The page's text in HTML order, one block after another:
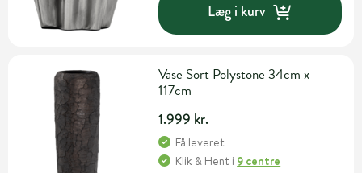
Læg i kurv
Vase Sort Polystone 34cm x
117cm
1.999 kr.
Få leveret
Klik & Hent i 9 centre